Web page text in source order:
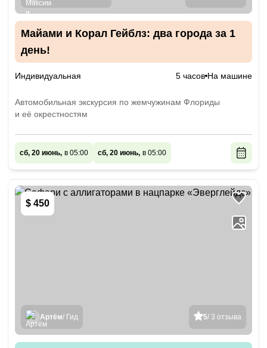
Майами и Корал Гейблз: два города за 1
день!
Индивидуальная 5 часов На машине
Автомобильная экскурсия по жемчужинам Флориды
и её окрестностям
сб, 20 июнь, в 05:00 сб, 20 июнь, в 05:00
$ 450
5/ 3 отзыва
Артём/ Гид